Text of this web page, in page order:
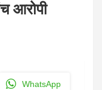
आरोपी
WhatsApp